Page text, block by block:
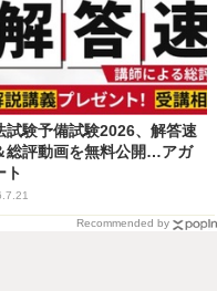
試験予備試験2026、解答速
総評動画を無料公開…アガ
ト
Recommended by